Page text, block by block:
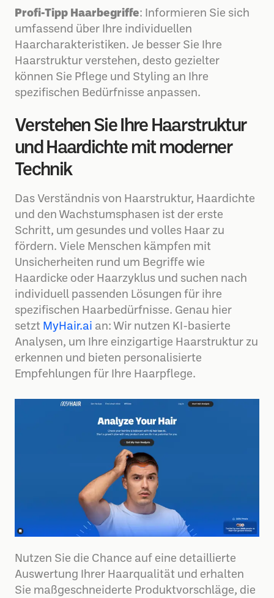
Profi-Tipp Haarbegriffe: Informieren Sie sich
umfassend über Ihre individuellen
Haarcharakteristiken. Je besser Sie Ihre
Haarstruktur verstehen, desto gezielter
können Sie Pflege und Styling an Ihre
spezifischen Bedürfnisse anpassen.
Verstehen Sie Ihre Haarstruktur
und Haardichte mit moderner
Technik
Das Verständnis von Haarstruktur, Haardichte
und den Wachstumsphasen ist der erste
Schritt, um gesundes und volles Haar zu
fördern. Viele Menschen kämpfen mit
Unsicherheiten rund um Begriffe wie
Haardicke oder Haarzyklus und suchen nach
individuell passenden Lösungen für ihre
spezifischen Haarbedürfnisse. Genau hier
setzt MyHair.ai an: Wir nutzen KI-basierte
Analysen, um Ihre einzigartige Haarstruktur zu
erkennen und bieten personalisierte
Empfehlungen für Ihre Haarpflege.
Nutzen Sie die Chance auf eine detaillierte
Auswertung Ihrer Haarqualität und erhalten
Sie maßgeschneiderte Produktvorschläge, die